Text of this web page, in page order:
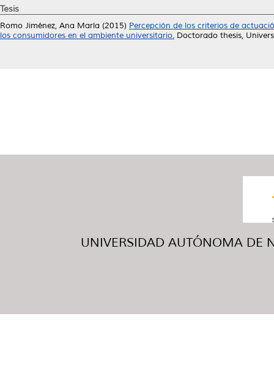
Tesis
Romo Jiménez, Ana María (2015) Percepción de los criterios de
los consumidores en el ambiente universitario. Doctorado thesis,
UNIVERSIDAD AUTÓNOMA DE